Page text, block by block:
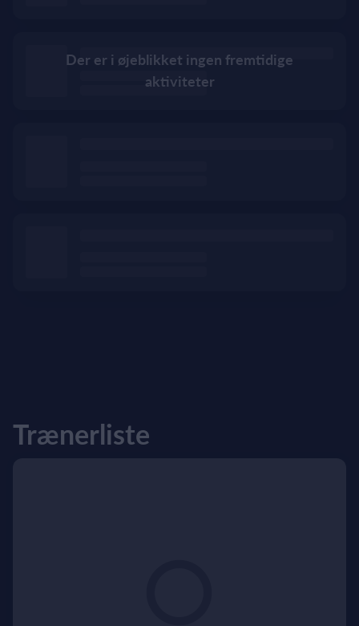
Der er i øjeblikket ingen fremtidige
aktiviteter
Trænerliste